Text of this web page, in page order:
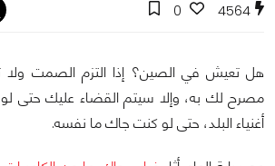
4564
0
هل تعيش في الصين؟ إذا التزم الصمت ولا
مصرح لك به، وإلا سيتم القضاء عليك حتى
أغنياء البلد، حتى لو كنت جاك ما نفسه.